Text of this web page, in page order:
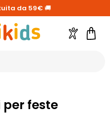
da 59€ 🚚
Account
feste